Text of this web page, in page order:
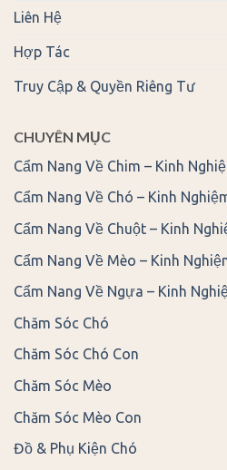
Liên Hệ
Hợp Tác
Truy Cập & Quyền Riêng Tư
CHUYÊN MỤC
Cẩm Nang Về Chim – Kinh
Cẩm Nang Về Chó – Kinh
Cẩm Nang Về Chuột – Kinh
Cẩm Nang Về Mèo – Kinh
Cẩm Nang Về Ngựa – Kinh
Chăm Sóc Chó
Chăm Sóc Chó Con
Chăm Sóc Mèo
Chăm Sóc Mèo Con
Đồ & Phụ Kiện Chó